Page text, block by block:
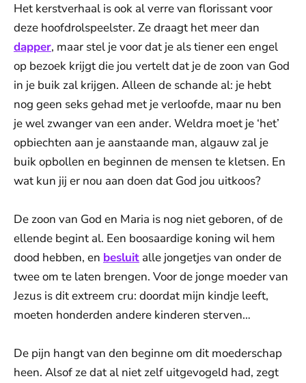
Het kerstverhaal is ook al verre van florissant voor
deze hoofdrolspeelster. Ze draagt het meer dan
dapper, maar stel je voor dat je als tiener een engel
op bezoek krijgt die jou vertelt dat je de zoon van God
in je buik zal krijgen. Alleen de schande al: je hebt
nog geen seks gehad met je verloofde, maar nu ben
je wel zwanger van een ander. Weldra moet je ‘het’
opbiechten aan je aanstaande man, algauw zal je
buik opbollen en beginnen de mensen te kletsen. En
wat kun jij er nou aan doen dat God jou uitkoos?
De zoon van God en Maria is nog niet geboren, of de
ellende begint al. Een boosaardige koning wil hem
dood hebben, en besluit alle jongetjes van onder de
twee om te laten brengen. Voor de jonge moeder van
Jezus is dit extreem cru: doordat mijn kindje leeft,
moeten honderden andere kinderen sterven…
De pijn hangt van den beginne om dit moederschap
heen. Alsof ze dat al niet zelf uitgevogeld had, zegt